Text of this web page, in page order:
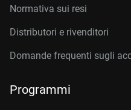
Normativa sui resi
Distributori e rivenditori
Domande frequenti sugli
Programmi